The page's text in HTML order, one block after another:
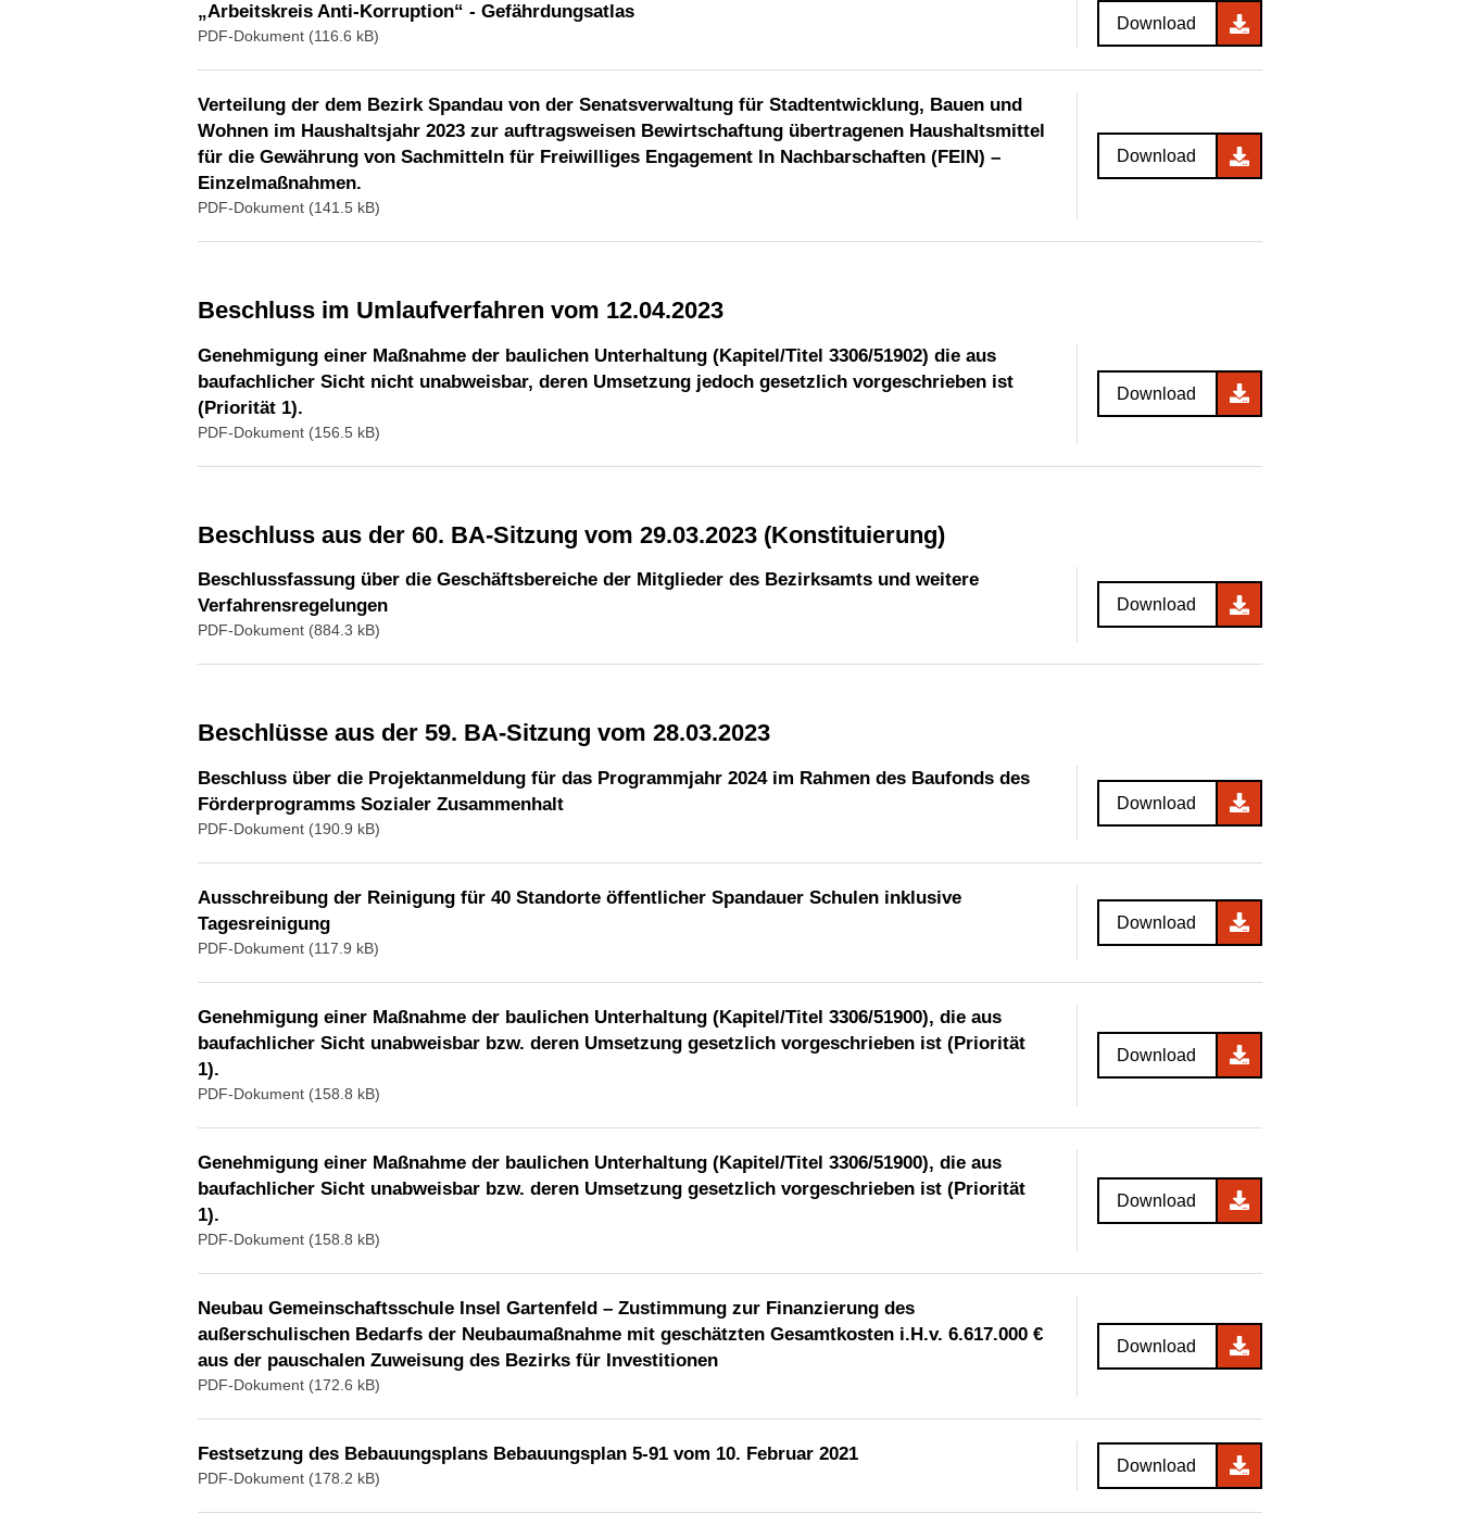
„Arbeitskreis Anti-Korruption“ - Gefährdungsatlas
PDF-Dokument (116.6 kB)
Download
Verteilung der dem Bezirk Spandau von der Senatsverwaltung für Stadtentwicklung, Bauen und
Wohnen im Haushaltsjahr 2023 zur auftragsweisen Bewirtschaftung übertragenen Haushaltsmittel
für die Gewährung von Sachmitteln für Freiwilliges Engagement In Nachbarschaften (FEIN) –
Einzelmaßnahmen.
PDF-Dokument (141.5 kB)
Download
Beschluss im Umlaufverfahren vom 12.04.2023
Genehmigung einer Maßnahme der baulichen Unterhaltung (Kapitel/Titel 3306/51902) die aus
baufachlicher Sicht nicht unabweisbar, deren Umsetzung jedoch gesetzlich vorgeschrieben ist
(Priorität 1).
PDF-Dokument (156.5 kB)
Download
Beschluss aus der 60. BA-Sitzung vom 29.03.2023 (Konstituierung)
Beschlussfassung über die Geschäftsbereiche der Mitglieder des Bezirksamts und weitere
Verfahrensregelungen
PDF-Dokument (884.3 kB)
Download
Beschlüsse aus der 59. BA-Sitzung vom 28.03.2023
Beschluss über die Projektanmeldung für das Programmjahr 2024 im Rahmen des Baufonds des
Förderprogramms Sozialer Zusammenhalt
PDF-Dokument (190.9 kB)
Download
Ausschreibung der Reinigung für 40 Standorte öffentlicher Spandauer Schulen inklusive
Tagesreinigung
PDF-Dokument (117.9 kB)
Download
Genehmigung einer Maßnahme der baulichen Unterhaltung (Kapitel/Titel 3306/51900), die aus
baufachlicher Sicht unabweisbar bzw. deren Umsetzung gesetzlich vorgeschrieben ist (Priorität
1).
PDF-Dokument (158.8 kB)
Download
Genehmigung einer Maßnahme der baulichen Unterhaltung (Kapitel/Titel 3306/51900), die aus
baufachlicher Sicht unabweisbar bzw. deren Umsetzung gesetzlich vorgeschrieben ist (Priorität
1).
PDF-Dokument (158.8 kB)
Download
Neubau Gemeinschaftsschule Insel Gartenfeld – Zustimmung zur Finanzierung des
außerschulischen Bedarfs der Neubaumaßnahme mit geschätzten Gesamtkosten i.H.v. 6.617.000 €
aus der pauschalen Zuweisung des Bezirks für Investitionen
PDF-Dokument (172.6 kB)
Download
Festsetzung des Bebauungsplans Bebauungsplan 5-91 vom 10. Februar 2021
PDF-Dokument (178.2 kB)
Download